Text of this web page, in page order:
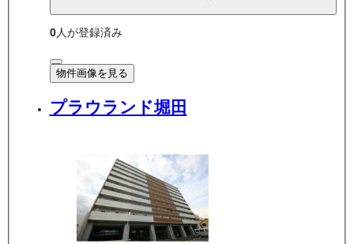
0人が登録済み
物件画像を見る
プラウランド堀田